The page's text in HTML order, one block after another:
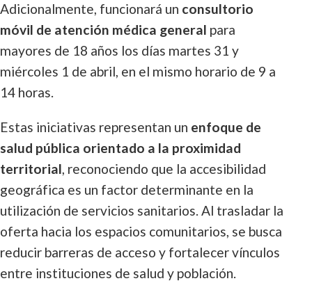
Adicionalmente, funcionará un consultorio
móvil de atención médica general para
mayores de 18 años los días martes 31 y
miércoles 1 de abril, en el mismo horario de 9 a
14 horas.
Estas iniciativas representan un enfoque de
salud pública orientado a la proximidad
territorial, reconociendo que la accesibilidad
geográfica es un factor determinante en la
utilización de servicios sanitarios. Al trasladar la
oferta hacia los espacios comunitarios, se busca
reducir barreras de acceso y fortalecer vínculos
entre instituciones de salud y población.